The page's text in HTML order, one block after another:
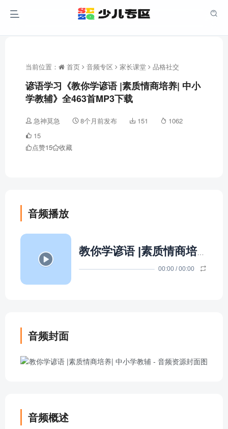
当前位置： 首页 音频专区 家长课堂 品格社交
谚语学习《教你学谚语 |素质情商培养| 中小
学教辅》全463首MP3下载
急神莫急 8个月前发布 151
1062
15
点赞15 收藏
音频播放
教你学谚语 |素质情商培养| 中小学教辅
00:00 /00:00
音频封面
音频概述